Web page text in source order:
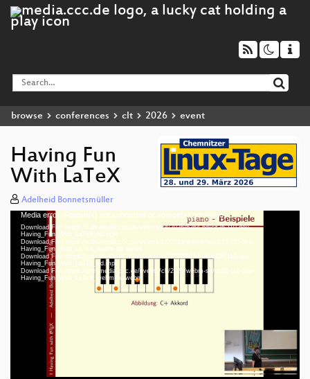
browse conferences clt 2026 event
Having Fun
With LaTeX
Adelheid Bonnetsmüller
Video
Player
Media error: Format(s) not supported or source(s) not found
Download File: https://cdn.media.ccc.de/events/clt/2026/h264-hd/clt26-110-deu-
Having_Fun_With_LaTeX_hd.mp4
Download File: https://cdn.media.ccc.de/events/clt/2026/webm-hd/clt26-110-deu-
Having_Fun_With_LaTeX_webm-hd.webm
Download File: https://cdn.media.ccc.de/events/clt/2026/h264-sd/clt26-110-deu-
Having_Fun_With_LaTeX_sd.mp4
Download File: https://cdn.media.ccc.de/events/clt/2026/webm-sd/clt26-110-deu-
Having_Fun_With_LaTeX_webm-sd.webm
deu 576p (webm)